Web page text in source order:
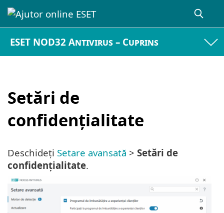
ESET NOD32 Antivirus – Cuprins
Setări de
confidențialitate
Deschideți Setare avansată > Setări de
confidențialitate.